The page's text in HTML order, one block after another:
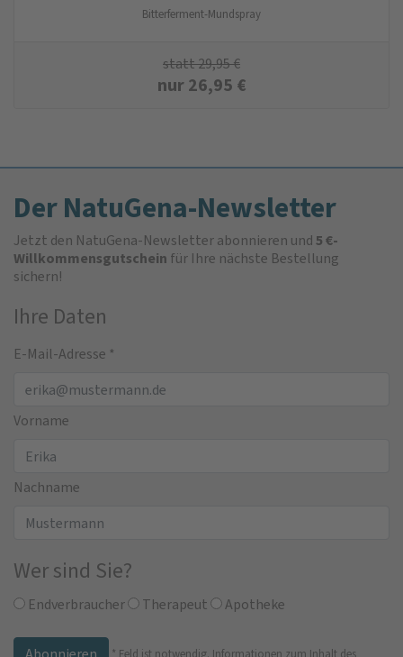
Bitterferment-Mundspray
statt29,95€
nur26,95 €
Der NatuGena-Newsletter
Jetzt den NatuGena-Newsletter abonnieren und5 €-
Willkommensgutschein für Ihre nächste Bestellung
sichern!
Ihre Daten
E-Mail-Adresse *
Vorname
Nachname
Wer sind Sie?
Endverbraucher Therapeut Apotheke
* Feld ist notwendig. Informationen zum Inhalt des